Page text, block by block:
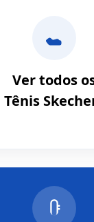
Ver todos
Tênis